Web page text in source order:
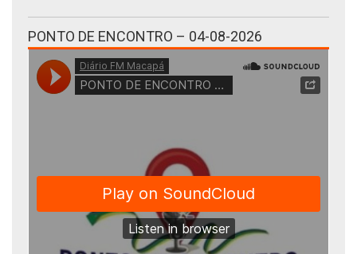
PONTO DE ENCONTRO – 04-08-2026